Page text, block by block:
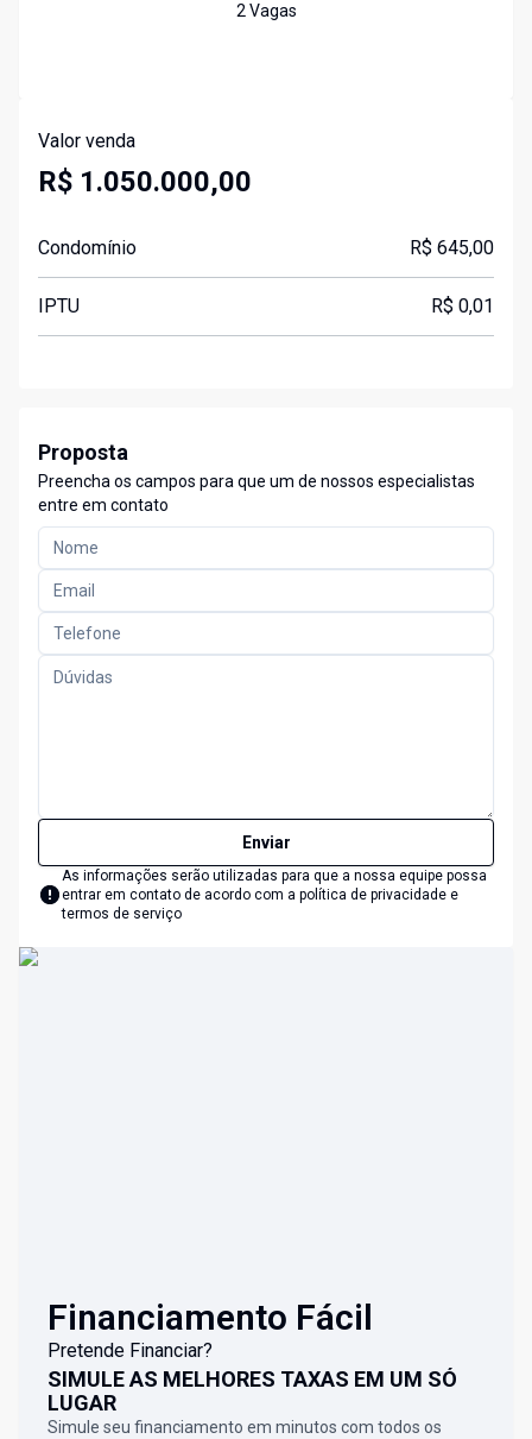
2Vagas
Valor venda
R$ 1.050.000,00
Condomínio R$ 645,00
IPTU R$ 0,01
Proposta
Preencha os campos para que um de nossos especialistas
entre em contato
Enviar
As informações serão utilizadas para que a nossa equipe possa
entrar em contato de acordo com a política de privacidade e
termos de serviço
Financiamento Fácil
Pretende Financiar?
SIMULE AS MELHORES TAXAS EM UM SÓ
LUGAR
Simule seu financiamento em minutos com todos os